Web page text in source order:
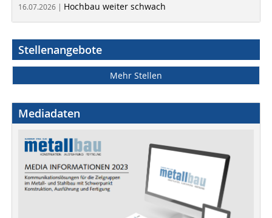
16.07.2026 | Hochbau weiter schwach
Stellenangebote
Mehr Stellen
Mediadaten